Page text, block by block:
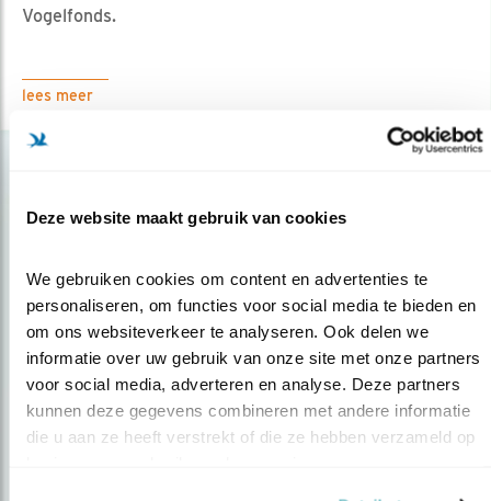
Deze website maakt gebruik van cookies
We gebruiken cookies om content en advertenties te
personaliseren, om functies voor social media te bieden en
om ons websiteverkeer te analyseren. Ook delen we
informatie over uw gebruik van onze site met onze partners
voor social media, adverteren en analyse. Deze partners
kunnen deze gegevens combineren met andere informatie
die u aan ze heeft verstrekt of die ze hebben verzameld op
Vogelfonds.
lees meer
Op de hoogte blijven?
Meld je aan en ontvang nieuws, inspiratie, acties en tips
over vogels en activiteiten van Vogelbescherming.
AANMELDEN VOGELNIEUWS